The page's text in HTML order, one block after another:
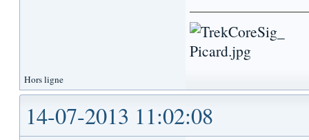
Hors ligne
14-07-2013 11:02:08